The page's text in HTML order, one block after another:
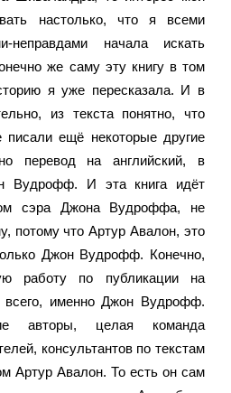
настолько, что я всеми
неправдами начала искать
же саму эту книгу в том
я уже пересказала. И в
из текста понятно, что
ещё некоторые другие
перевод на английский, в
Вудрофф. И эта книга идёт
сэра Джона Вудроффа, не
потому что Артур Авалон, это
Джон Вудрофф. Конечно,
работу по публикации на
всего, именно Джон Вудрофф.
авторы, целая команда
консультантов по текстам
Артур Авалон. То есть он сам